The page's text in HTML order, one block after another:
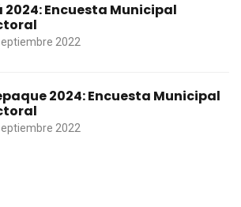
2024: Encuesta Municipal
2022
2024: Encuesta Municipal
2022